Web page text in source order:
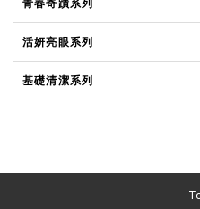
青春奇蹟系列
活妍亮眼系列
基礎清潔系列